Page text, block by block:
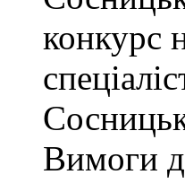
конкурс
Вимоги